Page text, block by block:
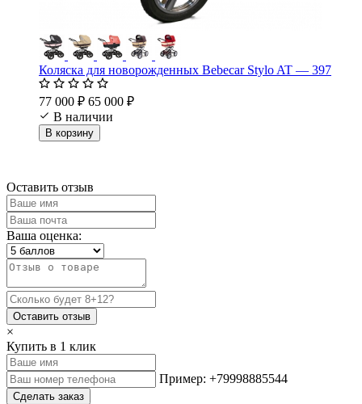
Коляска для новорожденных Bebecar Stylo AT — 397
77 000 ₽ 65 000 ₽
В наличии
В корзину
Оставить отзыв
Ваша оценка:
Оставить отзыв
×
Купить в 1 клик
Пример: +79998885544
Сделать заказ